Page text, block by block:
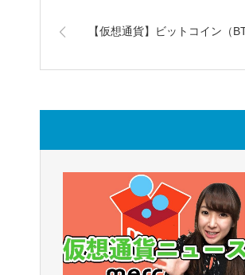
【仮想通貨】ビットコイン（